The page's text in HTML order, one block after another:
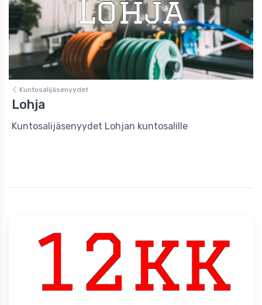
Kuntosalijäsenyydet
Lohja
Kuntosalijäsenyydet Lohjan kuntosalille